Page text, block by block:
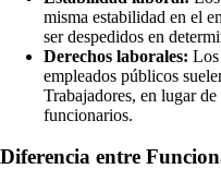
misma estabilidad en el
ser despedidos en
Derechos laborales: Los
empleados públicos
Trabajadores, en lugar
funcionarios.
Diferencia entre